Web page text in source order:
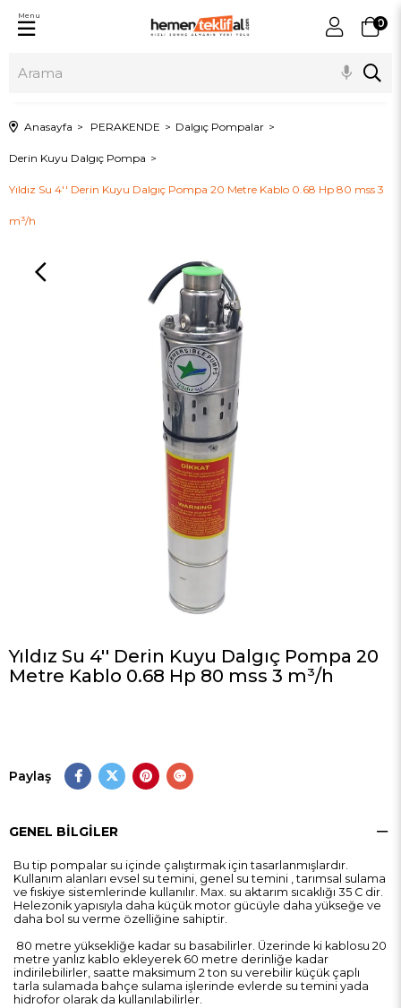
0
Menu
Anasayfa PERAKENDE Dalgıç Pompalar
Derin Kuyu Dalgıç Pompa
Yıldız Su 4'' Derin Kuyu Dalgıç Pompa 20 Metre Kablo 0.68 Hp 80 mss 3
m³/h
Yıldız Su 4'' Derin Kuyu Dalgıç Pompa 20
Metre Kablo 0.68 Hp 80 mss 3 m³/h
Paylaş
GENEL BILGILER
Bu tip pompalar su içinde çalıştırmak için tasarlanmışlardır.
Kullanım alanları evsel su temini, genel su temini , tarımsal sulama
ve fıskiye sistemlerinde kullanılır. Max. su aktarım sıcaklığı 35 C dir.
Helezonik yapısıyla daha küçük motor gücüyle daha yükseğe ve
daha bol su verme özelliğine sahiptir.
80 metre yüksekliğe kadar su basabilirler. Üzerinde ki kablosu 20
metre yanlız kablo ekleyerek 60 metre derinliğe kadar
indirilebilirler, saatte maksimum 2 ton su verebilir küçük çaplı
tarla sulamada bahçe sulama işlerinde evlerde su temini yada
hidrofor olarak da kullanılabilirler.